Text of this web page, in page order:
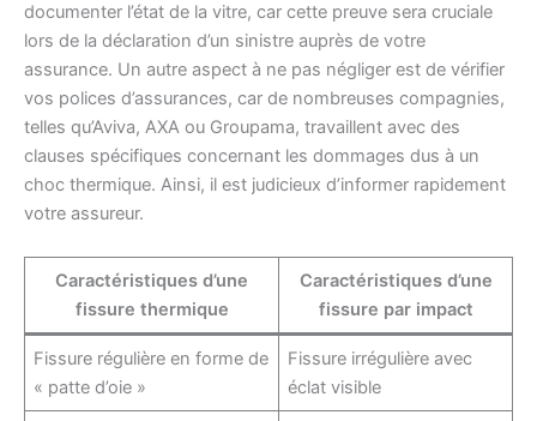
documenter l’état de la vitre, car cette preuve sera cruciale
lors de la déclaration d’un sinistre auprès de votre
assurance. Un autre aspect à ne pas négliger est de vérifier
vos polices d’assurances, car de nombreuses compagnies,
telles qu’Aviva, AXA ou Groupama, travaillent avec des
clauses spécifiques concernant les dommages dus à un
choc thermique. Ainsi, il est judicieux d’informer rapidement
votre assureur.
Caractéristiques d’une
fissure thermique
Caractéristiques d’une
fissure par impact
Fissure régulière en forme de
« patte d’oie »
Fissure irrégulière avec
éclat visible